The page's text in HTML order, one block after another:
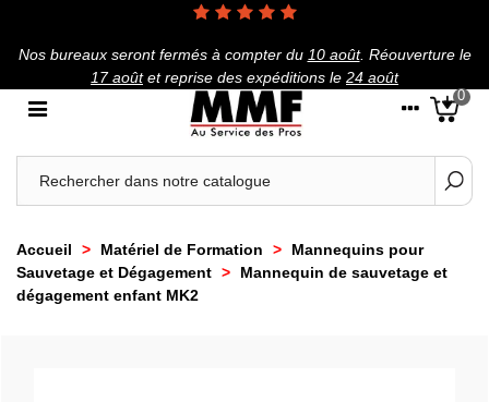
Nos bureaux seront fermés à compter du 10 août. Réouverture le
17 aoûtet reprise des expéditions le 24 août
0
Accueil > Matériel de Formation >
Mannequins pour
Sauvetage et Dégagement >
Mannequin de sauvetage et
dégagement enfant MK2